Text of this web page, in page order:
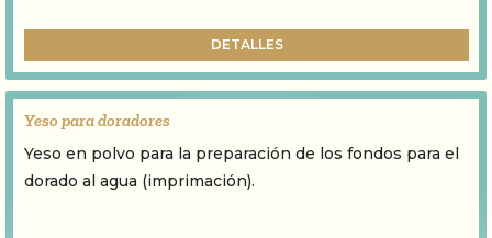
DETALLES
Yeso para doradores
Yeso en polvo para la preparación de los fondos para el
dorado al agua (imprimación).